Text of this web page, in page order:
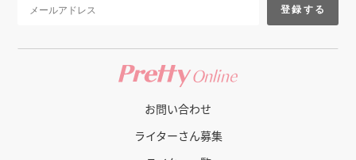
登録する
お問い合わせ
ライターさん募集